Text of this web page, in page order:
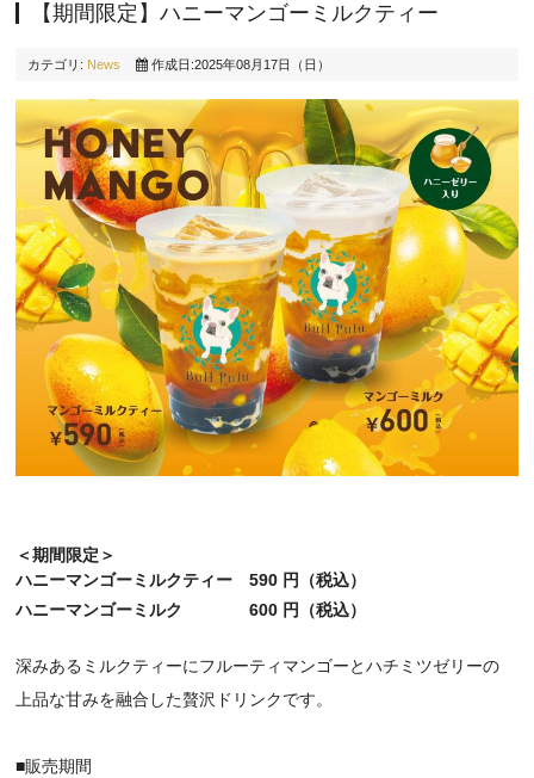
【期間限定】ハニーマンゴーミルクティー
カテゴリ: News 作成日:2025年08月17日（日）
＜期間限定＞
ハニーマンゴーミルクティー　590 円（税込）
ハニーマンゴーミルク 600 円（税込）
深みあるミルクティーにフルーティマンゴーとハチミツゼリーの
上品な甘みを融合した贅沢ドリンクです。
■販売期間